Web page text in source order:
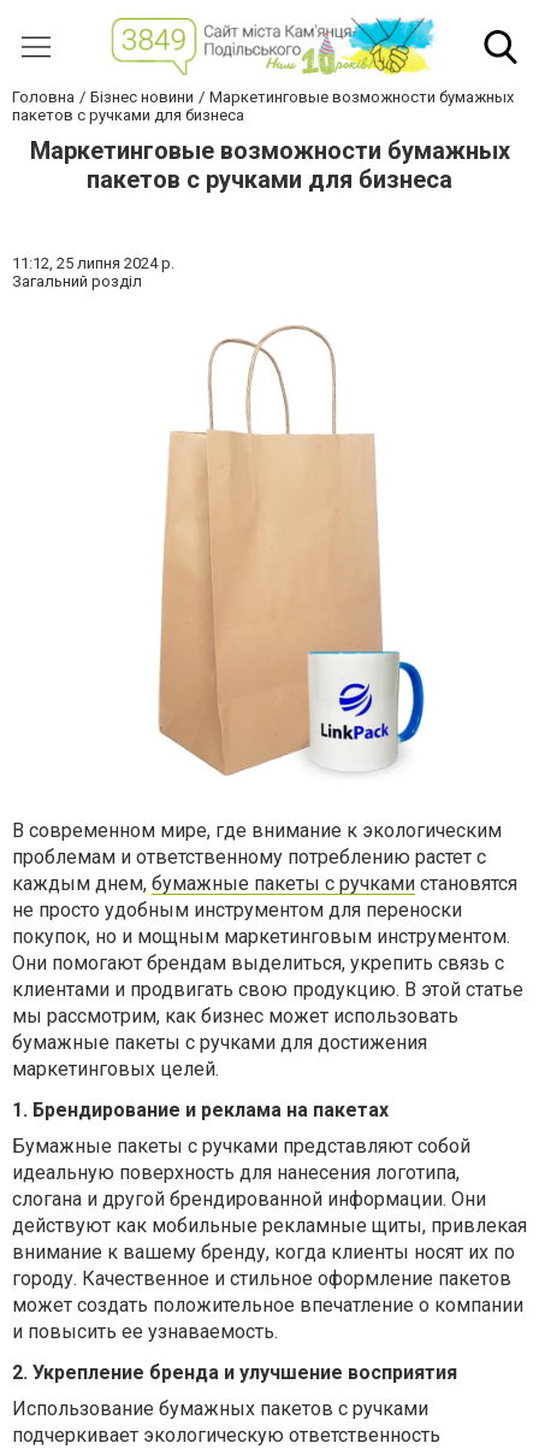
Головна Бізнес новини
Маркетинговые возможности бумажных
пакетов с ручками для бизнеса
Маркетинговые возможности бумажных
пакетов с ручками для бизнеса
11:12, 25 липня 2024 р.
Загальний розділ
В современном мире, где внимание к экологическим
проблемам и ответственному потреблению растет с
каждым днем, бумажные пакеты с ручками становятся
не просто удобным инструментом для переноски
покупок, но и мощным маркетинговым инструментом.
Они помогают брендам выделиться, укрепить связь с
клиентами и продвигать свою продукцию. В этой статье
мы рассмотрим, как бизнес может использовать
бумажные пакеты с ручками для достижения
маркетинговых целей.
1. Брендирование и реклама на пакетах
Бумажные пакеты с ручками представляют собой
идеальную поверхность для нанесения логотипа,
слогана и другой брендированной информации. Они
действуют как мобильные рекламные щиты, привлекая
внимание к вашему бренду, когда клиенты носят их по
городу. Качественное и стильное оформление пакетов
может создать положительное впечатление о компании
и повысить ее узнаваемость.
2. Укрепление бренда и улучшение восприятия
Использование бумажных пакетов с ручками
подчеркивает экологическую ответственность